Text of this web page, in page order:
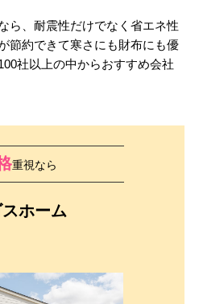
ら、耐震性だけでなく省エネ性
節約できて寒さにも財布にも優
社以上の中からおすすめ会社
重視なら
スホーム